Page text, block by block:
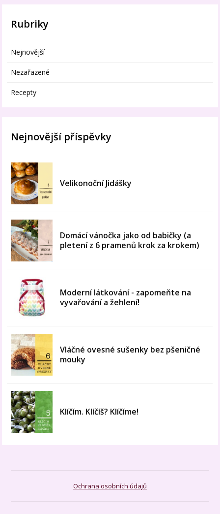
Rubriky
Nejnovější
Nezařazené
Recepty
Nejnovější příspěvky
Velikonoční Jidášky
Domácí vánočka jako od babičky (a
pletení z 6 pramenů krok za krokem)
Moderní látkování - zapomeňte na
vyvařování a žehlení!
Vláčné ovesné sušenky bez pšeničné
mouky
Klíčím. Klíčíš? Klíčíme!
Ochrana osobních údajů